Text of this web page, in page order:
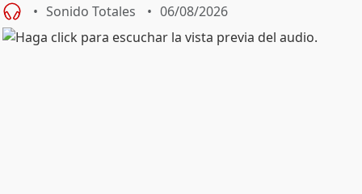
Sonido Totales 06/08/2026